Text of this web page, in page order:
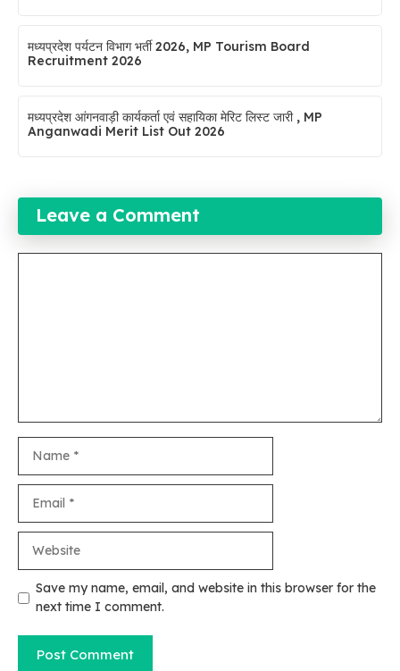
मध्यप्रदेश पर्यटन विभाग भर्ती 2026, MP Tourism Board
Recruitment 2026
मध्यप्रदेश आंगनवाड़ी कार्यकर्ता एवं सहायिका मेरिट लिस्ट जारी , MP
Anganwadi Merit List Out 2026
Leave a Comment
Save my name, email, and website in this browser for the
next time I comment.